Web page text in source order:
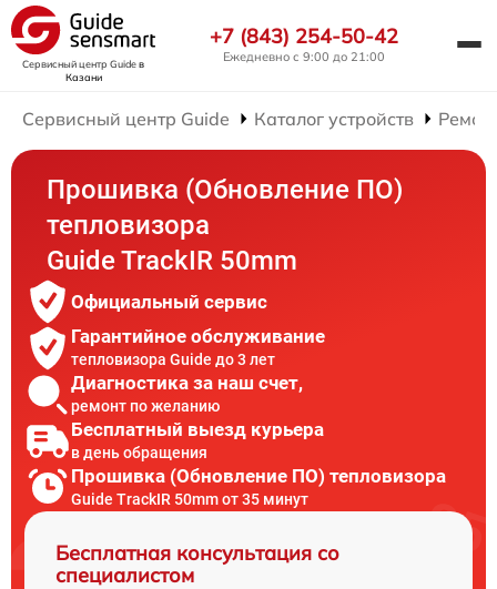
Сервисный центр Guideв
Казани
+7 (843) 254-50-42
Ежедневно с 9:00 до 21:00
Сервисный центр Guide Каталог устройств
Прошивка (Обновление ПО)
тепловизора
Guide TrackIR 50mm
Официальный сервис
Гарантийное обслуживание
тепловизора Guide до 3 лет
Диагностика за наш счет,
ремонт по желанию
Бесплатный выезд курьера
в день обращения
Прошивка (Обновление ПО) тепловизора
Guide TrackIR 50mm от 35 минут
Бесплатная консультация со
специалистом